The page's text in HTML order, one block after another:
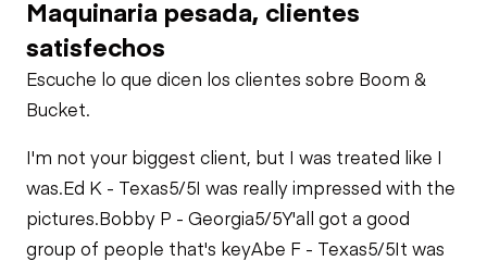
Seat Belts
Warning Lights
Starter
Air Compressor
Fuel System
Fuel Leaks
Underbody
Transmission
Rear Drive Axle
Maquinaria pesada, clientes
satisfechos
Escuche lo que dicen los clientes sobre Boom &
Bucket.
I'm not your biggest client, but I was treated like I
was.Ed K - Texas5/5I was really impressed with the
pictures.Bobby P - Georgia5/5Y'all got a good
group of people that's keyAbe F - Texas5/5It was